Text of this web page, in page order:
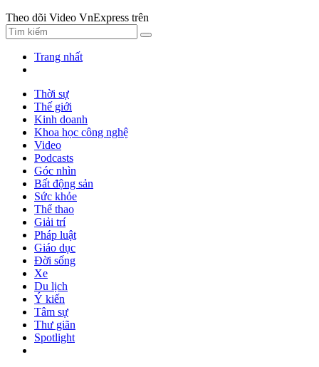
Theo dõi Video VnExpress trên
Trang nhất
Thời sự
Thế giới
Kinh doanh
Khoa học công nghệ
Video
Podcasts
Góc nhìn
Bất động sản
Sức khỏe
Thể thao
Giải trí
Pháp luật
Giáo dục
Đời sống
Xe
Du lịch
Ý kiến
Tâm sự
Thư giãn
Spotlight